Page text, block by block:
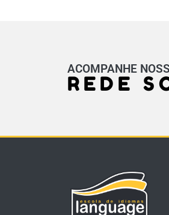
ACOMPANHE
REDE